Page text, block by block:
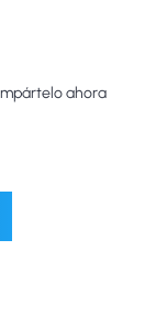
ahora